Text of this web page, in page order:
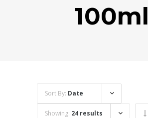
100ml
Sort By: Date
Showing: 24 results